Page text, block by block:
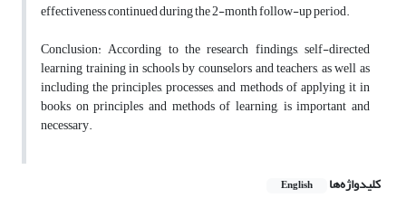
effectiveness continued during the 2-month follow-up period.
Conclusion: According to the research findings, self-directed
learning training in schools by counselors and teachers, as well as
including the principles, processes, and methods of applying it in
books on principles and methods of learning, is important and
necessary.
کلیدواژه‌ها English